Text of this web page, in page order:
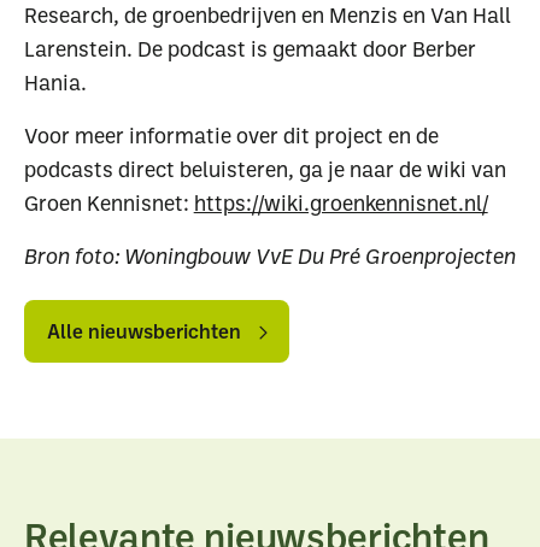
Research, de groenbedrijven en Menzis en Van Hall
Larenstein. De podcast is gemaakt door Berber
Hania.
Voor meer informatie over dit project en de
podcasts direct beluisteren, ga je naar de wiki van
Groen Kennisnet: https://wiki.groenkennisnet.nl/
Bron foto: Woningbouw VvE Du Pré Groenprojecten
nieuwsberichten
nieuwsberichten
Alle nieuwsberichten
Relevante nieuwsberichten